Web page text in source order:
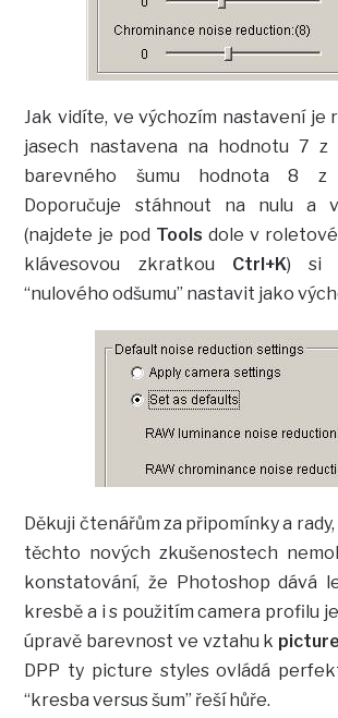
Jak vidíte, ve výchozím nastavení je
jasech nastavena na hodnotu 7 z
barevného šumu hodnota 8 z
Doporučuje stáhnout na nulu a
(najdete je pod Tools dole v
klávesovou zkratkou Ctrl+K) si
“nulového odšumu” nastavit jako
Děkuji čtenářům za připomínky a
těchto nových zkušenostech
konstatování, že Photoshop dává
kresbě a i s použitím camera profilu
úpravě barevnost ve vztahu k
DPP ty picture styles ovládá
“kresba versus šum” řeší hůře.